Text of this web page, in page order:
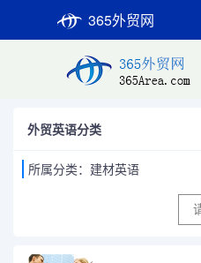
365外贸网
外贸英语分类
所属分类：建材英语